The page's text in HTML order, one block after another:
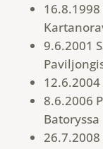
9.6.2001
8.6.2006
Batoryssa